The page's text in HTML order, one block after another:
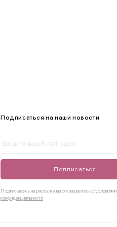
Подписаться на наши новости
Подписаться
Подписываясь на рассылку, вы соглашаетесь с условиями
конфиденциальности